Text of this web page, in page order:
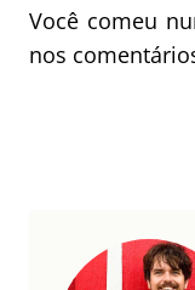
Você comeu
nos